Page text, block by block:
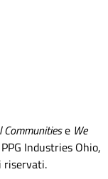
Communitiese We
Industries Ohio,
riservati.